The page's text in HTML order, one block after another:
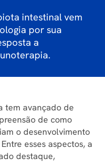
intestinal vem
por sua
a
tem avançado de
de como
o desenvolvimento
esses aspectos, a
destaque,